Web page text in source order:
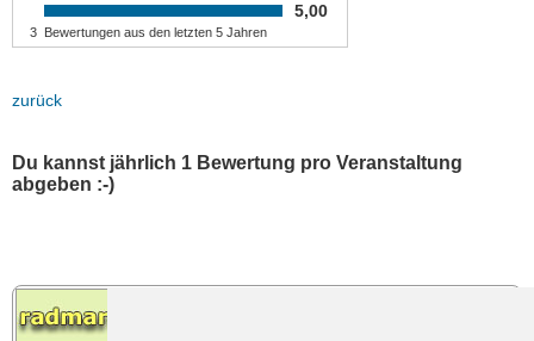
5,00
3 Bewertungen aus den letzten 5 Jahren
zurück
Du kannst jährlich 1 Bewertung pro Veranstaltung
abgeben :-)